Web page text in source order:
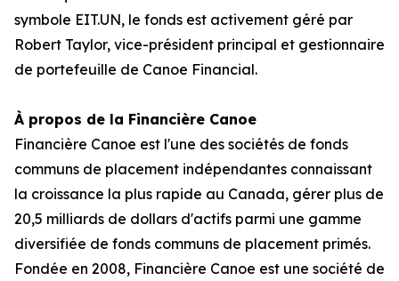
symbole EIT.UN, le fonds est activement géré par
Robert Taylor, vice-président principal et gestionnaire
de portefeuille de Canoe Financial.
À propos de la Financière Canoe
Financière Canoe est l'une des sociétés de fonds
communs de placement indépendantes connaissant
la croissance la plus rapide au Canada, gérer plus de
20,5 milliards de dollars d'actifs parmi une gamme
diversifiée de fonds communs de placement primés.
Fondée en 2008, Financière Canoe est une société de